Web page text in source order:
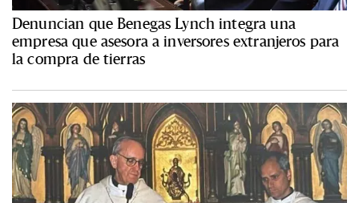
Denuncian que Benegas Lynch integra una
empresa que asesora a inversores extranjeros para
la compra de tierras